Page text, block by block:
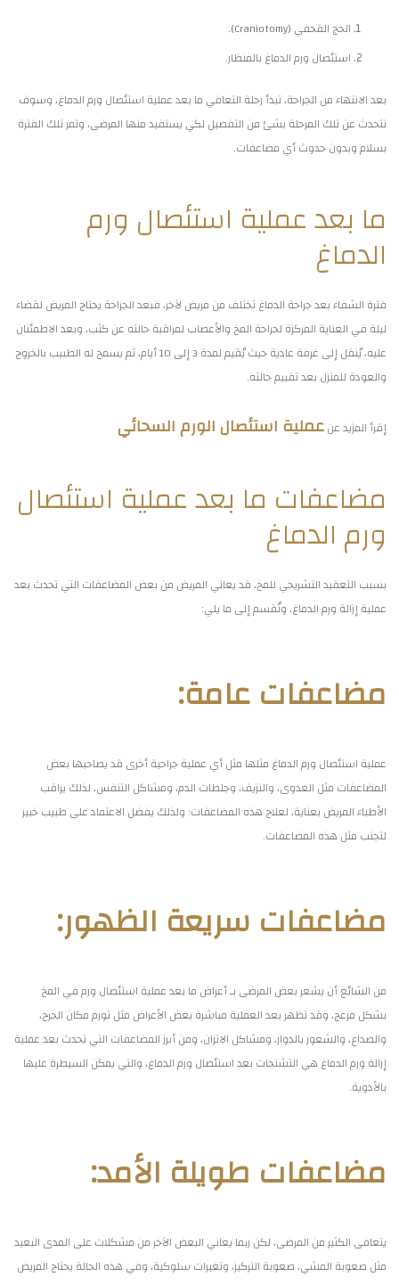
الحج القحفي (Craniotomy).
استئصال ورم الدماغ بالمنظار.
بعد الانتهاء من الجراحة، تبدأ رحلة التعافي ما بعد عملية استئصال ورم الدماغ، وسوف
نتحدث عن تلك المرحلة بشئ من التفصيل لكي يستفيد منها المرضى، وتمر تلك الفترة
بسلام وبدون حدوث أي مضاعفات.
ما بعد عملية استئصال ورم
الدماغ
فترة الشفاء بعد جراحة الدماغ تختلف من مريض لآخر، فبعد الجراحة يحتاج المريض لقضاء
ليلة في العناية المركزة لجراحة المخ والأعصاب لمراقبة حالته عن كثب، وبعد الاطمئنان
عليه، يُنقل إلى غرفة عادية حيث يُقيم لمدة 3 إلى 10 أيام، ثم يسمح له الطبيب بالخروج
والعودة للمنزل بعد تقييم حالته.
إقرأ المزيد عنعملية استئصال الورم السحائي
مضاعفات ما بعد عملية استئصال
ورم الدماغ
بسبب التعقيد التشريحي للمخ، قد يعاني المريض من بعض المضاعفات التي تحدث بعد
عملية إزالة ورم الدماغ، وتُقسم إلى ما يلي:
مضاعفات عامة:
عملية استئصال ورم الدماغ مثلها مثل أي عملية جراحية أخرى قد يصاحبها بعض
المضاعفات مثل العدوى، والنزيف، وجلطات الدم، ومشاكل التنفس، لذلك يراقب
الأطباء المريض بعناية، لعلاج هذه المضاعفات؛ ولذلك يفضل الاعتماد على طبيب خبير
لتجنب مثل هذه المضاعفات.
مضاعفات سريعة الظهور:
من الشائع أن يشعر بعض المرضى بـ أعراض ما بعد عملية استئصال ورم في المخ
بشكل مزعج، وقد تظهر بعد العملية مباشرة بعض الأعراض مثل تورم مكان الجرح،
والصداع، والشعور بالدوار، ومشاكل الاتزان، ومن أبرز المضاعفات التي تحدث بعد عملية
إزالة ورم الدماغ هي التشنجات بعد استئصال ورم الدماغ، والتي يمكن السيطرة عليها
بالأدوية.
مضاعفات طويلة الأمد:
يتعافى الكثير من المرضى، لكن ربما يعاني البعض الآخر من مشكلات على المدى البعيد
مثل صعوبة المشي، صعوبة التركيز، وتغيرات سلوكية، وفي هذه الحالة يحتاج المريض